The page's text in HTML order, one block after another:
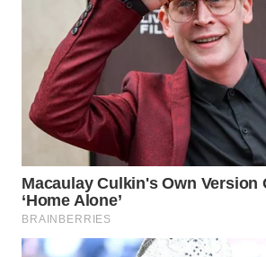
WN
LANGKAT
WN
TAPANULI
SELATAN
WN
TANJUNG
LESUNG